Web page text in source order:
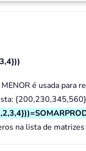
é usada para
na lista de